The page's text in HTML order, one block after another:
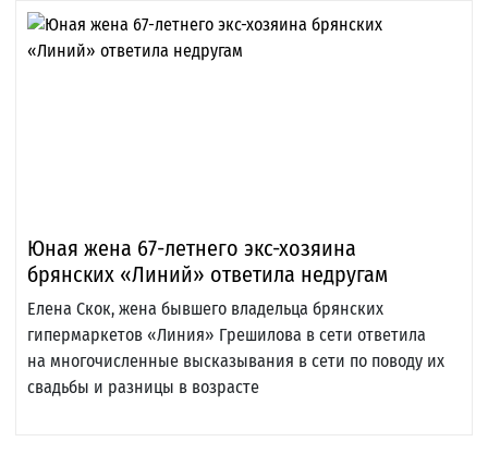
Юная жена 67-летнего экс-хозяина
брянских «Линий» ответила недругам
Елена Скок, жена бывшего владельца брянских
гипермаркетов «Линия» Грешилова в сети ответила
на многочисленные высказывания в сети по поводу их
свадьбы и разницы в возрасте